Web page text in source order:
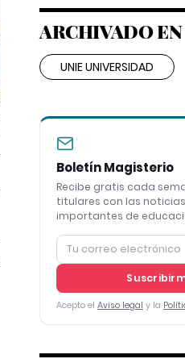
ARCHIVADO EN
UNIE UNIVERSIDAD
Boletín Magisterio
Recibe gratis cada
titulares con las
importantes de
Acepto el Aviso legal y la